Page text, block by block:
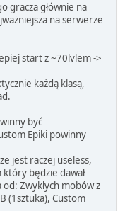
gracza głównie na
na serwerze
start z ~70lvlem ->
każdą klasą,
być
Epiki powinny
jest raczej useless,
będzie dawał
Zwykłych mobów z
(1sztuka), Custom